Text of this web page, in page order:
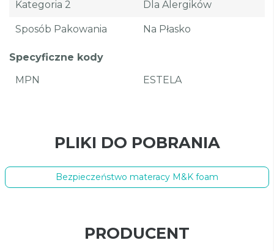
Kategoria 2 Dla Alergików
Sposób Pakowania Na Płasko
Specyficzne kody
MPN
ESTELA
PLIKI DO POBRANIA
Bezpieczeństwo materacy M&K foam
PRODUCENT